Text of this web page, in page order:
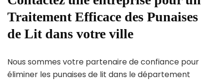
Traitement Efficace des Punaises
de Lit dans votre ville
Nous sommes votre partenaire de confiance pour
éliminer les punaises de lit dans le département